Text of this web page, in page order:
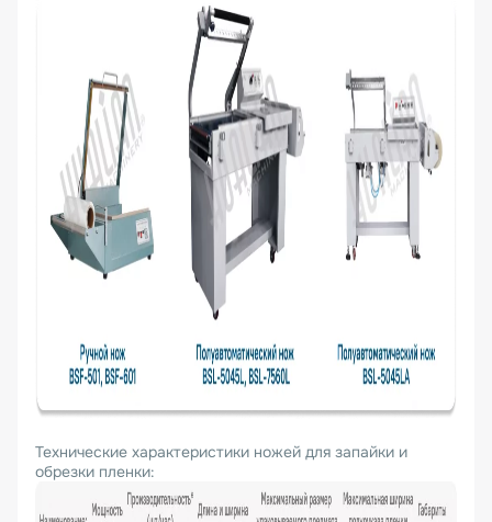
Технические характеристики ножей для запайки и
обрезки пленки: